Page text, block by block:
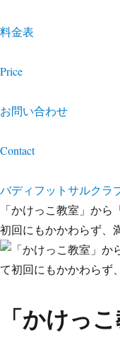
料金表
Price
お問い合わせ
Contact
バディフットサルクラ
「かけっこ教室」か
初回にもかかわらず、
「かけっ